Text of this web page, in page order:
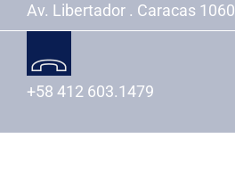
Av. Libertador . Caracas 1060
+58 412 603.1479